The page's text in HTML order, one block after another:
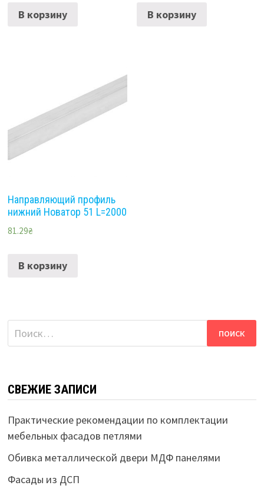
В корзину В корзину
Направляющий профиль
нижний Новатор 51 L=2000
81.29₴
В корзину
Найти:
СВЕЖИЕ ЗАПИСИ
Практические рекомендации по комплектации
мебельных фасадов петлями
Обивка металлической двери МДФ панелями
Фасады из ДСП